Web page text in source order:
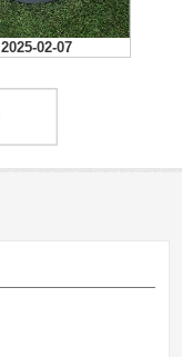
2025-02-07